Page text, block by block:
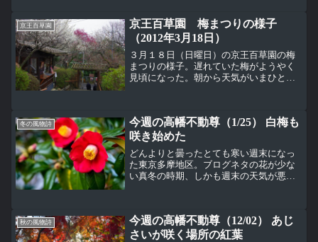
塔仏伝彫刻拝観の入口はこ...
京王百草園
京王百草園 梅まつりの様子
（2012年3月18日）
３月１８日（日曜日）の京王百草園の梅
まつりの様子。遅れていた梅がようやく
見頃になった。朝から天気がいまひとつ
の紅梅、紅千鳥。こちらも...
冬の風物詩
今週の高幡不動尊（1/25） 白梅も
咲き始めた
どんよりと曇ったとても寒い週末になっ
た東京多摩地区。ブログネタの花が少な
い真冬の時期、しかも週末の天気が悪い
五重塔下で店を出していた...
秋の風物詩
今週の高幡不動尊（12/02） あじ
さいが咲く場所の紅葉